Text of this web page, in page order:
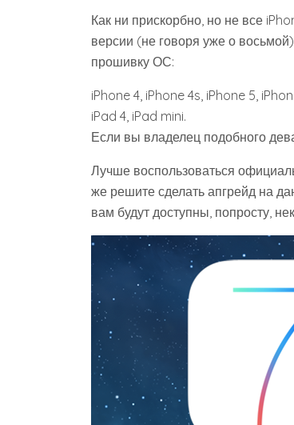
Как ни прискорбно, но не все
версии (не говоря уже о
прошивку ОС:
iPhone 4, iPhone 4s, iPhone 5,
iPad 4, iPad mini.
Если вы владелец подобного
Лучше воспользоваться
же решите сделать апгрейд на
вам будут доступны, попросту,